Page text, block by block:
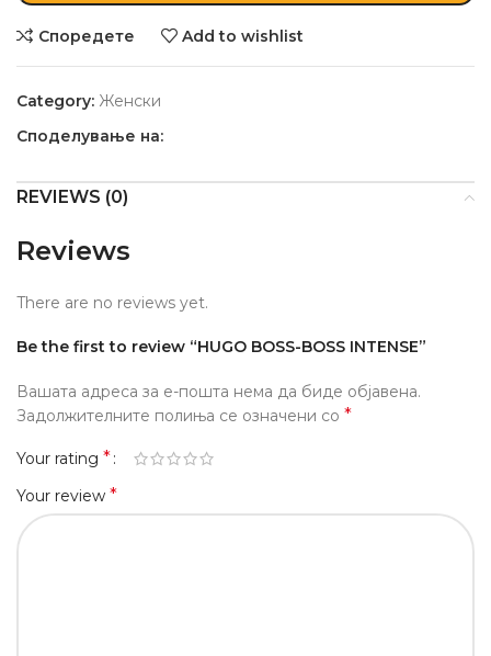
Споредете Add to wishlist
Category: Женски
Споделување на:
REVIEWS (0)
Reviews
There are no reviews yet.
Be the first to review “HUGO BOSS-BOSS INTENSE”
Вашата адреса за е-пошта нема да биде објавена.
Задолжителните полиња се означени со *
Your rating *
Your review *